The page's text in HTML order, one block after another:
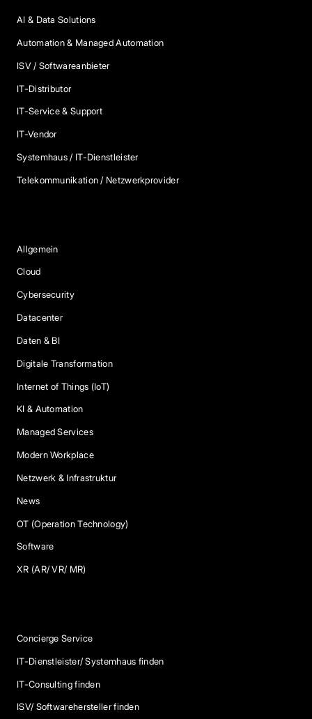
AI & Data Solutions
Automation & Managed Automation
ISV / Softwareanbieter
IT-Distributor
IT-Service & Support
IT-Vendor
Systemhaus / IT-Dienstleister
Telekommunikation / Netzwerkprovider
Allgemein
Cloud
Cybersecurity
Datacenter
Daten & BI
Digitale Transformation
Internet of Things (IoT)
KI & Automation
Managed Services
Modern Workplace
Netzwerk & Infrastruktur
News
OT (Operation Technology)
Software
XR (AR/ VR/ MR)
Concierge Service
IT-Dienstleister/ Systemhaus finden
IT-Consulting finden
ISV/ Softwarehersteller finden